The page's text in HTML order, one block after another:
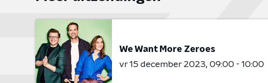
We Want More Zeroes
vr 15 december 2023 09:00 - 10:00